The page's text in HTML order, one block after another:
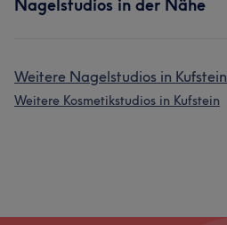
Nagelstudios in der Nähe
Weitere Nagelstudios in Kufstein
Weitere Kosmetikstudios in Kufstein